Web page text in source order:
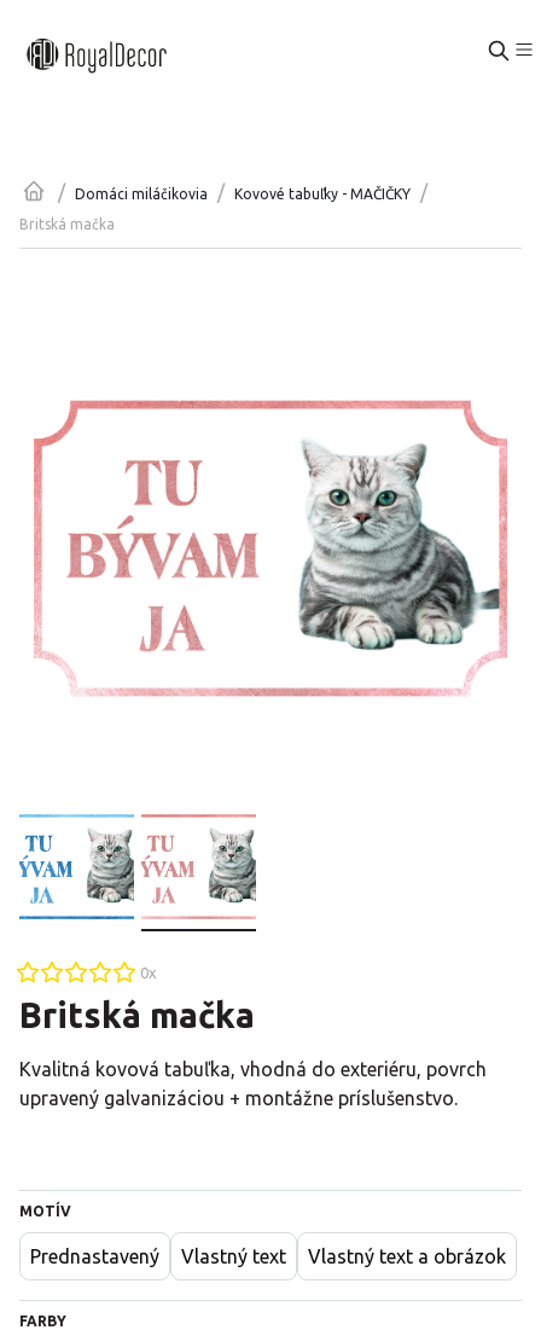
/ Domáci miláčikovia / Kovové tabuľky - MAČIČKY /
Britská mačka
0x
Britská mačka
Kvalitná kovová tabuľka, vhodná do exteriéru, povrch
upravený galvanizáciou + montážne príslušenstvo.
MOTÍV
Prednastavený Vlastný text Vlastný text a obrázok
FARBY